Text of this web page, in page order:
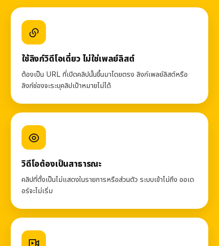
ใช้ลิงก์วิดีโอเดี่ยว ไม่ใช่เพลย์ลิสต์
ต้องเป็น URL ที่เปิดคลิปนั้นขึ้นมาโดยตรง ลิงก์เพลย์ลิสต์หรือ
ลิงก์ช่องจะระบุคลิปเป้าหมายไม่ได้
วิดีโอต้องเป็นสาธารณะ
คลิปที่ตั้งเป็นไม่แสดงในรายการหรือส่วนตัว ระบบเข้าไม่ถึง ออเด
อร์จะไม่เริ่ม